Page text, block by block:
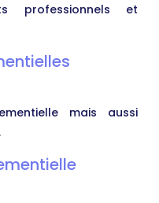
professionnels et
mais aussi